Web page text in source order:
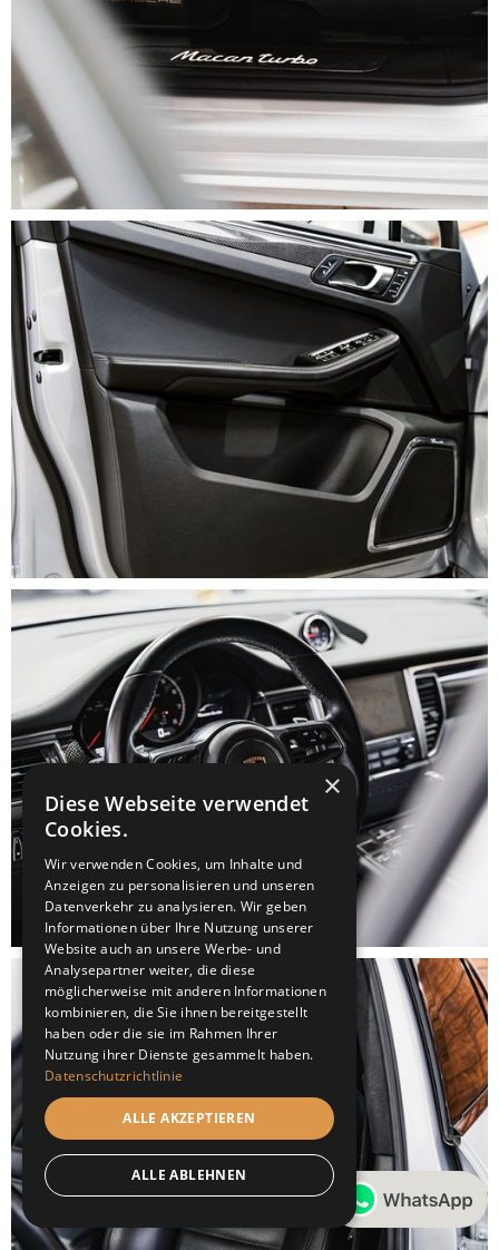
×
Diese Webseite verwendet
Cookies.
Wir verwenden Cookies, um Inhalte und
Anzeigen zu personalisieren und unseren
Datenverkehr zu analysieren. Wir geben
Informationen über Ihre Nutzung unserer
Website auch an unsere Werbe- und
Analysepartner weiter, die diese
möglicherweise mit anderen Informationen
kombinieren, die Sie ihnen bereitgestellt
haben oder die sie im Rahmen Ihrer
Nutzung ihrer Dienste gesammelt haben.
Datenschutzrichtlinie
ALLE AKZEPTIEREN
ALLE ABLEHNEN